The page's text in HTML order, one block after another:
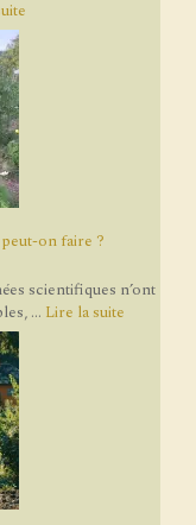
on faire ?
scientifiques n’ont
... Lire la suite